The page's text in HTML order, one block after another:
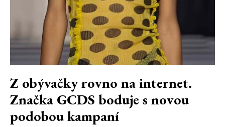
Z obývačky rovno na internet.
Značka GCDS boduje s novou
podobou kampaní